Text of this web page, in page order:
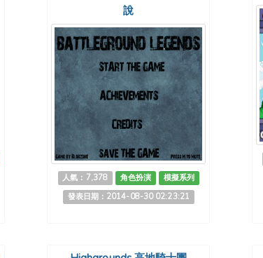
說
人氣：7,378 角色扮演
模擬系列
發表日期：2014-08-30 02:23:21